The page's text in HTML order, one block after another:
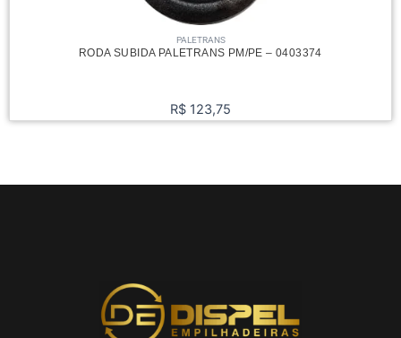
PALETRANS
RODA SUBIDA PALETRANS PM/PE – 0403374
R$ 123,75